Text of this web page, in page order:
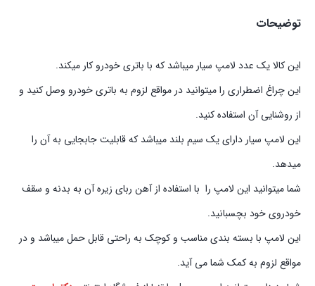
توضیحات
این کالا یک عدد لامپ سیار میباشد که با باتری خودرو کار میکند.
این چراغ اضطراری را میتوانید در مواقع لزوم به باتری خودرو وصل کنید و
از روشنایی آن استفاده کنید.
این لامپ سیار دارای یک سیم بلند میباشد که قابلیت جابجایی به آن را
میدهد.
شما میتوانید این لامپ را با استفاده از آهن ربای زیره آن به بدنه و سقف
خودروی خود بچسبانید.
این لامپ با بسته بندی مناسب و کوچک به راحتی قابل حمل میباشد و در
مواقع لزوم به کمک شما می آید.